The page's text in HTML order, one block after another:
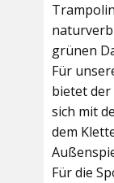
grünen
Für
bietet der
sich mit
dem
Für die